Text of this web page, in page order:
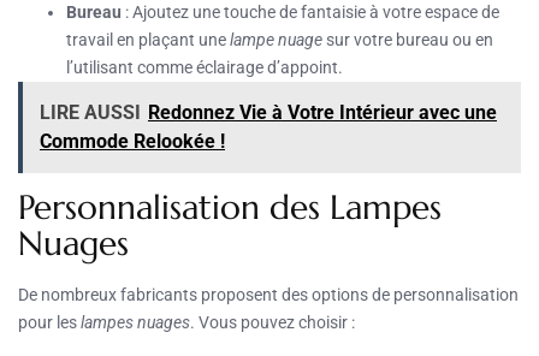
Bureau : Ajoutez une touche de fantaisie à votre espace de
travail en plaçant unelampe nuage sur votre bureau ou en
l’utilisant comme éclairage d’appoint.
LIRE AUSSI Redonnez Vie à Votre Intérieur avec une
Commode Relookée !
Personnalisation des Lampes
Nuages
De nombreux fabricants proposent des options de personnalisation
pour leslampes nuages. Vous pouvez choisir :